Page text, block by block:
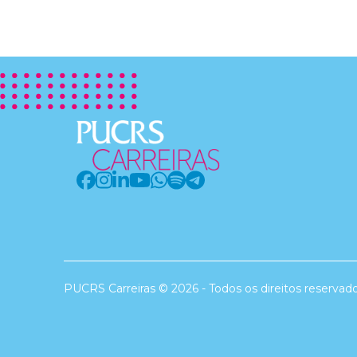
PUCRS Carreiras © 2026 - Todos os direitos